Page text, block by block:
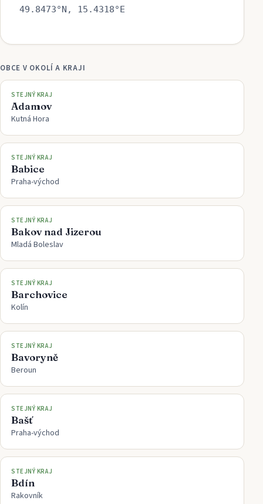
49.8473°N, 15.4318°E
OBCE V OKOLÍ A KRAJI
STEJNÝ KRAJ
Adamov
Kutná Hora
STEJNÝ KRAJ
Babice
Praha-východ
STEJNÝ KRAJ
Bakov nad Jizerou
Mladá Boleslav
STEJNÝ KRAJ
Barchovice
Kolín
STEJNÝ KRAJ
Bavoryně
Beroun
STEJNÝ KRAJ
Bašť
Praha-východ
STEJNÝ KRAJ
Bdín
Rakovník